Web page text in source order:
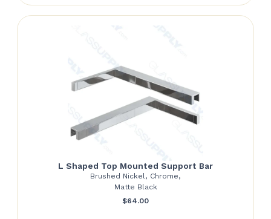
L Shaped Top Mounted Support Bar
Brushed Nickel, Chrome,
Matte Black
$64.00